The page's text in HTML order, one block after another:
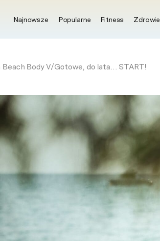
Najnowsze Popularne Fitness Zdrowie
Beach Body V/Gotowe, do lata… START!